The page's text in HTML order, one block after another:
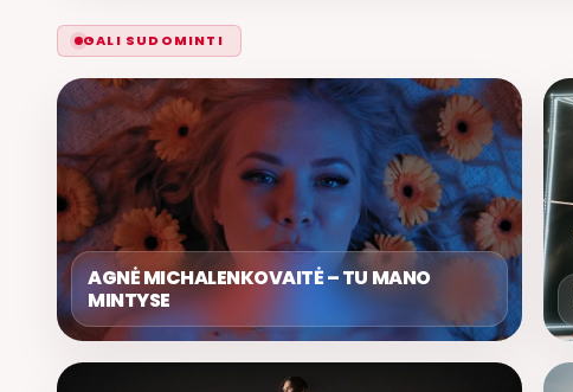
GALI SUDOMINTI
AGNĖ MICHALENKOVAITĖ – TU MANO
MINTYSE